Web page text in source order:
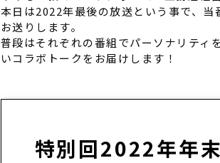
本日は2022年最後の放送という事で、
お送りします。
普段はそれぞれの番組でパーソナリティ
いコラボトークをお届けします！
特別回2022年年